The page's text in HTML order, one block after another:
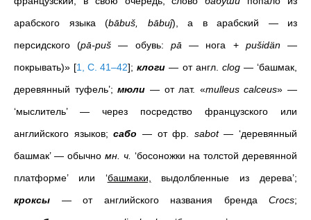
арабского языка (bābuš, bābuĵ), а в арабский — из
персидского (pā-puš — обувь: pā — нога + pušidän—
покрывать)» [1, С. 41–42];клоги — от англ. clog— ‘башмак,
деревянный туфель’; мюли — от лат. «mulleus calceus» —
‘мыслитель’ — через посредство французского или
английского языков;сабо — от фр. sabot— ‘деревянный
башмак’ — обычно мн. ч. ‘босоножки на толстой деревянной
платформе’ или ‘башмаки,
выдолбленные из дерева’;
кроксы — от английского названия бренда Crocs;